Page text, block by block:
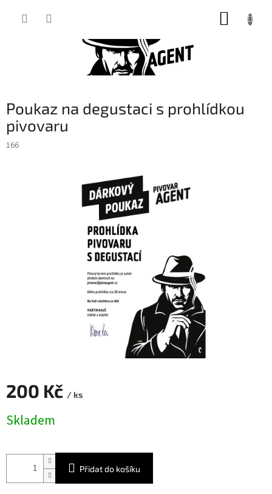
Poukaz na degustaci s prohlídkou
pivovaru
166
200 Kč / ks
cena:
Skladem
Přidat do košíku